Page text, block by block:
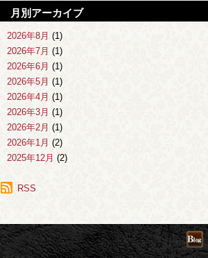
月別アーカイブ
2026年8月 (1)
2026年7月 (1)
2026年6月 (1)
2026年5月 (1)
2026年4月 (1)
2026年3月 (1)
2026年2月 (1)
2026年1月 (2)
2025年12月 (2)
2025年10月
2025年7月(1)
2025年6月(3)
RSS